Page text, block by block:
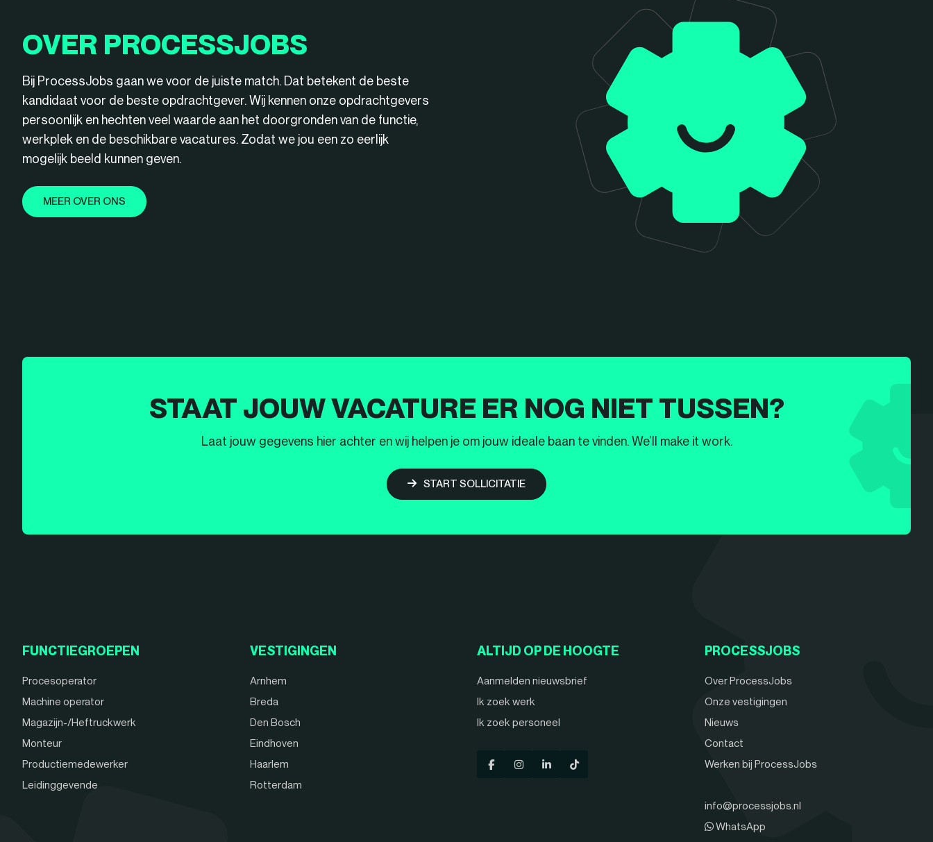
OVER PROCESSJOBS
Bij ProcessJobs gaan we voor de juiste match. Dat betekent de beste
kandidaat voor de beste opdrachtgever. Wij kennen onze opdrachtgevers
persoonlijk en hechten veel waarde aan het doorgronden van de functie,
werkplek en de beschikbare vacatures. Zodat we jou een zo eerlijk
mogelijk beeld kunnen geven.
MEER OVER ONS
STAAT JOUW VACATURE ER NOG NIET TUSSEN?
Laat jouw gegevens hier achter en wij helpen je om jouw ideale baan te vinden. We’ll make it work.
START SOLLICITATIE
FUNCTIEGROEPEN
Procesoperator
Machine operator
Magazijn-/Heftruckwerk
Monteur
Productiemedewerker
Leidinggevende
VESTIGINGEN
Arnhem
Breda
Den Bosch
Eindhoven
Haarlem
Rotterdam
ALTIJD OP DE HOOGTE
Aanmelden nieuwsbrief
Ik zoek werk
Ik zoek personeel
PROCESSJOBS
Over ProcessJobs
Onze vestigingen
Nieuws
Contact
Werken bij ProcessJobs
info@processjobs.nl
WhatsApp